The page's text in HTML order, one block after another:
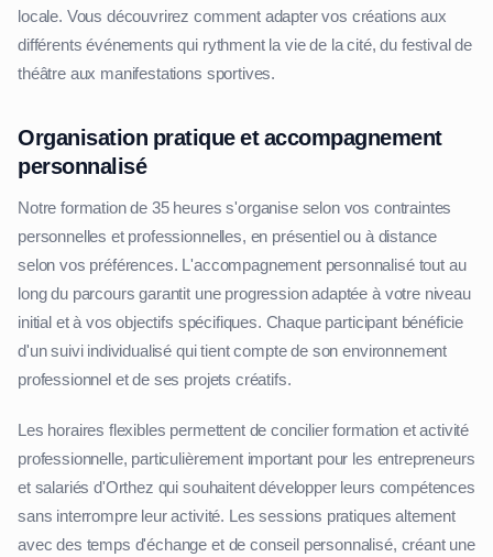
locale. Vous découvrirez comment adapter vos créations aux
différents événements qui rythment la vie de la cité, du festival de
théâtre aux manifestations sportives.
Organisation pratique et accompagnement
personnalisé
Notre formation de 35 heures s'organise selon vos contraintes
personnelles et professionnelles, en présentiel ou à distance
selon vos préférences. L'accompagnement personnalisé tout au
long du parcours garantit une progression adaptée à votre niveau
initial et à vos objectifs spécifiques. Chaque participant bénéficie
d'un suivi individualisé qui tient compte de son environnement
professionnel et de ses projets créatifs.
Les horaires flexibles permettent de concilier formation et activité
professionnelle, particulièrement important pour les entrepreneurs
et salariés d'Orthez qui souhaitent développer leurs compétences
sans interrompre leur activité. Les sessions pratiques alternent
avec des temps d'échange et de conseil personnalisé, créant une